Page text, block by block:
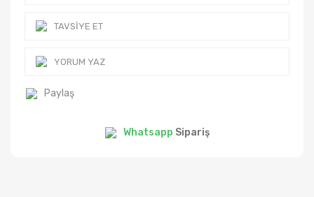
TAVSIYE ET
YORUM YAZ
Paylaş
Whatsapp Sipariş